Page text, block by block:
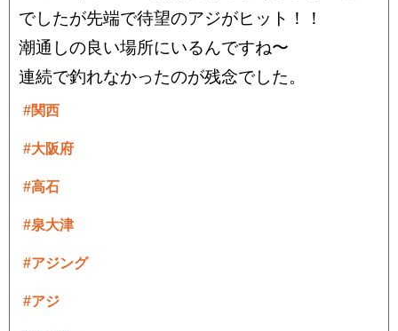
でしたが先端で待望のアジがヒット！！
潮通しの良い場所にいるんですね〜
連続で釣れなかったのが残念でした。
#関西
#大阪府
#高石
#泉大津
#アジング
#アジ